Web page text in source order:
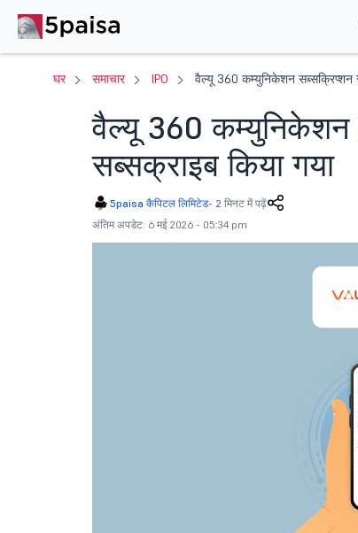
घर समाचार IPO वैल्यू 360 कम्युनिकेशन
वैल्यू 360 कम्युनिकेशन
सब्सक्राइब किया गया
5paisa कैपिटल लिमिटेड- 2 मिनट में पढ़ें
अंतिम अपडेट: 6 मई 2026 - 05:34 pm